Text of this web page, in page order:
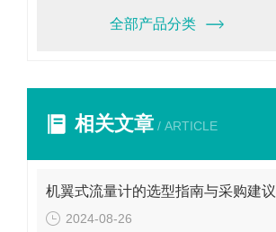
全部产品分类
相关文章 / ARTICLE
机翼式流量计的选型指南与采购建议
2024-08-26